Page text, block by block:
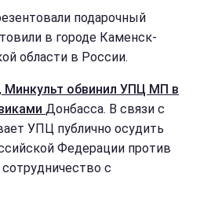
подарочный
в городе Каменск-
области в России.
Минкульт обвинил УПЦ МП в
Донбасса. В связи с
УПЦ публично осудить
Федерации против
с